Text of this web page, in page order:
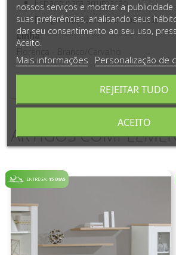
Espaço para arrumação
Design simples e de linhas retas
Linha
Medidas e Detalhes do Produto
ARTIGOS
nossos serviços e mostrar a publicidade
suas preferências, analisando seus
dar seu consentimento ao seu uso,
Aceito.
Mais informações Personalização de
REJEITAR TUDO
ACEITO